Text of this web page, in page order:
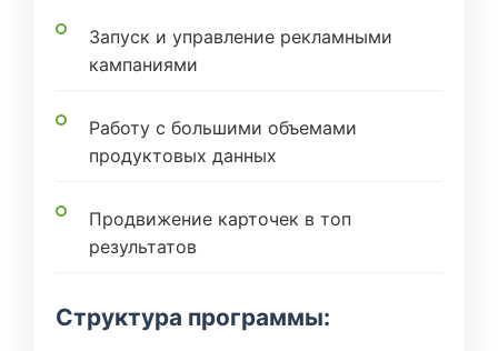
Запуск и управление рекламными
кампаниями
Работу с большими объемами
продуктовых данных
Продвижение карточек в топ
результатов
Структура программы: